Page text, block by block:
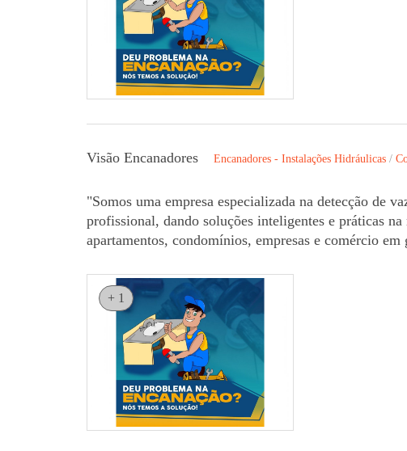
Visão Encanadores Encanadores - Instalações Hidráulicas /
"Somos uma empresa especializada na detecção de
profissional, dando soluções inteligentes e práticas
apartamentos, condomínios, empresas e comércio
+ 1